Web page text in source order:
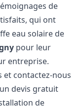
de
qui ont
eau solaire de
pour leur
entreprise.
et contactez-nous
devis gratuit
de